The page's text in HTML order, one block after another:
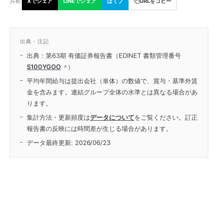
出典・注記
出典：第63期 有価証券報告書（EDINET 書類管理番号
S100YGOO
）
平均年間給与は提出会社（単体）の数値で、賞与・基準外賃
金を含みます。連結グループ全体の水準とは異なる場合があ
ります。
集計方法・更新頻度はデータについてをご覧ください。訂正
報告書の反映には時間差が生じる場合があります。
データ最終更新: 2026/06/23